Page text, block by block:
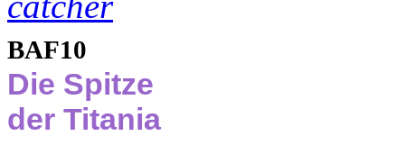
BAF10
Die Spitze
der Titania